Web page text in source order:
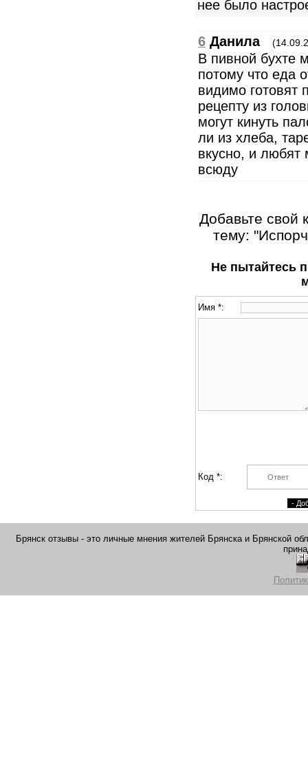
нее было
6 Данила
В пивной бухте
потому что еда
видимо готовят
рецепту из
могут кинуть
ли из хлеба,
вкусно, и любят
всюду
Добавьте свой
тему:
Не пытайтесь
Имя *:
Код *:
Брянск отзывы - это личные мнения жителей Брянска и Брянской